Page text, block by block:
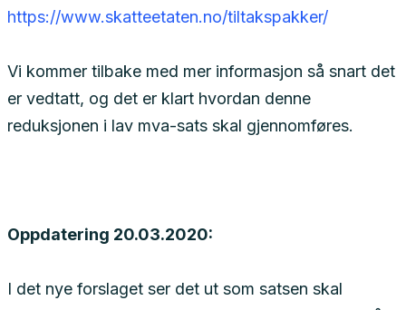
https://www.skatteetaten.no/tiltakspakker/
Vi kommer tilbake med mer informasjon så snart det
er vedtatt, og det er klart hvordan denne
reduksjonen i lav mva-sats skal gjennomføres.
Oppdatering 20.03.2020:
I det nye forslaget ser det ut som satsen skal